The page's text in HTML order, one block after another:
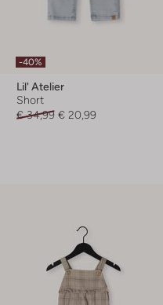
-40%
Lil' Atelier
Short
€ 34,99 € 20,99